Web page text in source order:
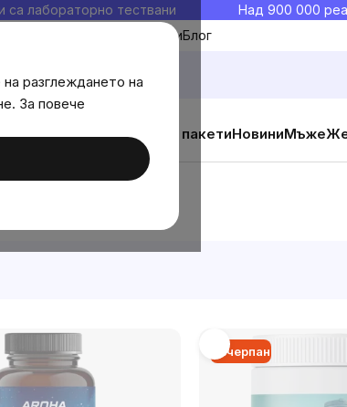
разглеждането на
За повече
са лабораторно тествани Над 900 000
Моите любимиБлог
добавкиИзгодни пакетиНовиниМъже
Изчерпан